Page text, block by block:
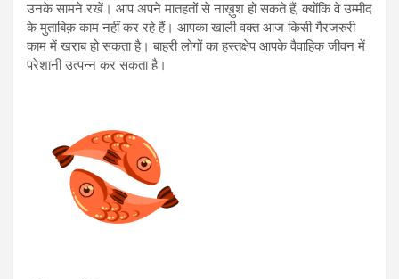
उनके सामने रखें। आप अपने मातहतों से नाख़ुश हो सकते हैं, क्योंकि वे उम्मीद
के मुताबिक़ काम नहीं कर रहे हैं। आपका खाली वक्त आज किसी गैरजरुरी
काम में खराब हो सकता है। बाहरी लोगों का हस्तक्षेप आपके वैवाहिक जीवन में
परेशानी उत्पन्न कर सकता है।